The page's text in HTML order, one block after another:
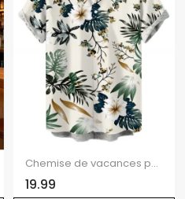
Chemise de vacances pour homme à imprimé floral tropical hibiscus et feuilles de monstera, chemise boutonnée
19.99